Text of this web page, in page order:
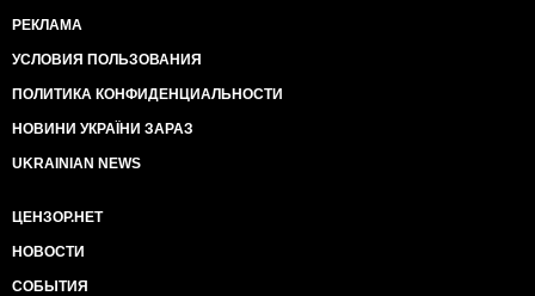
РЕКЛАМА
УСЛОВИЯ ПОЛЬЗОВАНИЯ
ПОЛИТИКА КОНФИДЕНЦИАЛЬНОСТИ
НОВИНИ УКРАЇНИ ЗАРАЗ
UKRAINIAN NEWS
ЦЕНЗОР.НЕТ
НОВОСТИ
СОБЫТИЯ